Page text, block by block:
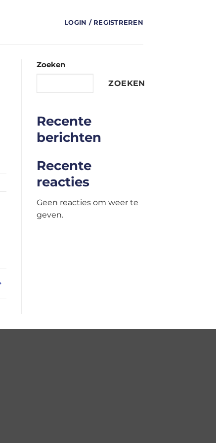
LOGIN / REGISTREREN
Zoeken
ZOEKEN
Recente
berichten
Recente
reacties
Geen reacties om weer te
geven.